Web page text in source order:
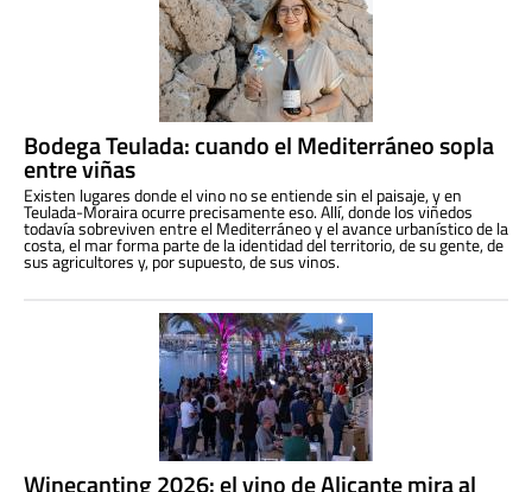
Bodega Teulada: cuando el Mediterráneo sopla
entre viñas
Existen lugares donde el vino no se entiende sin el paisaje, y en
Teulada-Moraira ocurre precisamente eso. Allí, donde los viñedos
todavía sobreviven entre el Mediterráneo y el avance urbanístico de la
costa, el mar forma parte de la identidad del territorio, de su gente, de
sus agricultores y, por supuesto, de sus vinos.
Winecanting 2026: el vino de Alicante mira al